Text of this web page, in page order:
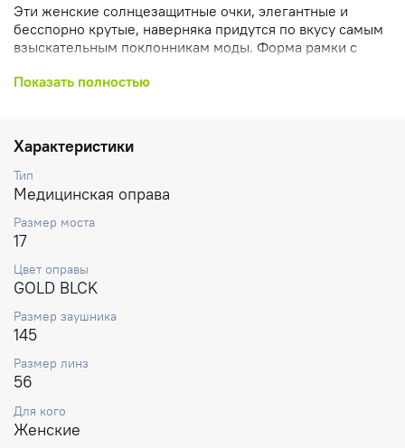
Эти женские солнцезащитные очки, элегантные и
бесспорно крутые, наверняка придутся по вкусу самым
взыскательным поклонникам моды. Форма рамки с
металлические заушники дополнены гравировкой с
Показать полностью
Характеристики
Тип
Медицинская оправа
Размер моста
17
Цвет оправы
GOLD BLCK
Размер заушника
145
Размер линз
56
Для кого
Женские